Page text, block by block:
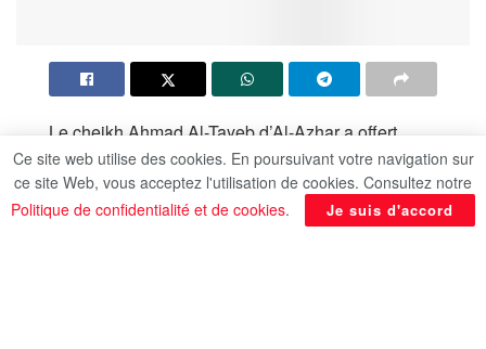
Le cheikh Ahmad Al-Tayeb d’Al-Azhar a offert
samedi au président Abdel Fattah Al-Sissi une
copie du deuxième numéro du magazine Al-Azhar,
étant l’événement scientifique et culturel le plus
Ce site web utilise des cookies. En poursuivant votre navigation sur
ce site Web, vous acceptez l'utilisation de cookies. Consultez notre
Politique de confidentialité et de cookies. Je suis d'accord